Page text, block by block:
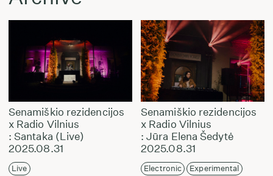
Senamiškio rezidencijos
x Radio Vilnius
: Santaka (Live)
2025.08.31
Live
Senamiškio rezidencijos
x Radio Vilnius
: Jūra Elena Šedytė
2025.08.31
Electronic Experimental